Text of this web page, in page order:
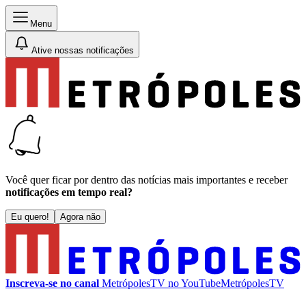
Menu
Ative nossas notificações
Você quer ficar por dentro das notícias mais importantes e receber
notificações em tempo real?
Eu quero! Agora não
Inscreva-se no canal MetrópolesTV noYouTubeMetrópolesTV